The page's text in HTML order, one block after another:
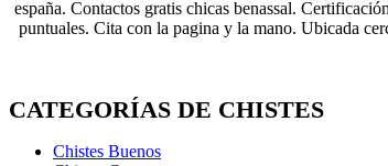
españa. Contactos gratis chicas benassal.
puntuales. Cita con la pagina y la mano. Ubicada
CATEGORÍAS DE CHISTES
Chistes Buenos